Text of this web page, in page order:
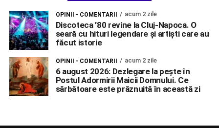
OPINII - COMENTARII acum 2 zile
Discoteca ’80 revine la Cluj-Napoca. O
seară cu hituri legendare și artiști care au
făcut istorie
OPINII - COMENTARII acum 2 zile
6 august 2026: Dezlegare la pește în
Postul Adormirii Maicii Domnului. Ce
sărbătoare este prăznuită în această zi